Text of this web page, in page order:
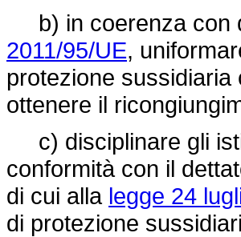
b) in coerenza con
2011/95/UE,
protezione
ottenere il
c) disciplinare gli
conformità con il
di cui alla legge 24
di protezione